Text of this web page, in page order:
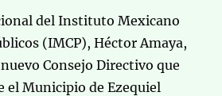
del Instituto Mexicano
(IMCP), Héctor Amaya,
Consejo Directivo que
el Municipio de Ezequiel